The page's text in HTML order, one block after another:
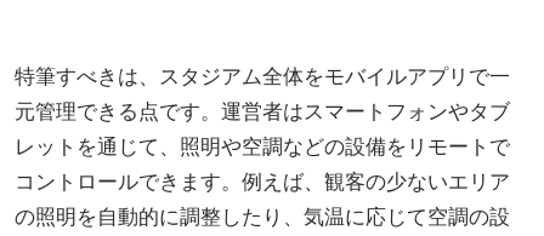
特筆すべきは、スタジアム全体をモバイルアプリで一
元管理できる点です。運営者はスマートフォンやタブ
レットを通じて、照明や空調などの設備をリモートで
コントロールできます。例えば、観客の少ないエリア
の照明を自動的に調整したり、気温に応じて空調の設